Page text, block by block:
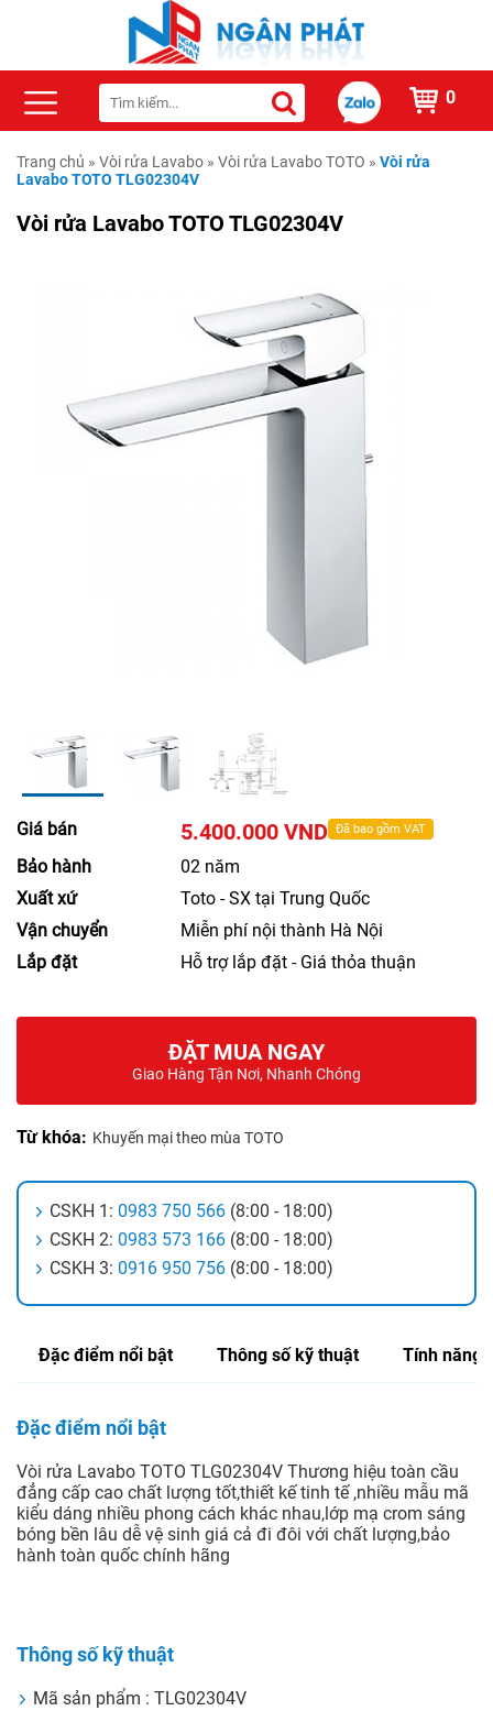
0
Trang chủ » Vòi rửa Lavabo » Vòi rửa Lavabo TOTO » Vòi rửa
Lavabo TOTO TLG02304V
Vòi rửa Lavabo TOTO TLG02304V
Giá bán 5.400.000 VND Đã bao gồm VAT
Bảo hành
02 năm
Xuất xứ
Toto - SX tại Trung Quốc
Vận chuyển
Miễn phí nội thành Hà Nội
Lắp đặt
Hỗ trợ lắp đặt - Giá thỏa thuận
ĐẶT MUA NGAY
Giao Hàng Tận Nơi, Nhanh Chóng
Từ khóa: Khuyến mại theo mùa TOTO
CSKH 1: 0983 750 566 (8:00 - 18:00)
CSKH 2: 0983 573 166 (8:00 - 18:00)
CSKH 3: 0916 950 756 (8:00 - 18:00)
Đặc điểm nổi bật Thông số kỹ thuật Tính năng
Đặc điểm nổi bật
Vòi rửa Lavabo TOTO TLG02304V Thương hiệu toàn cầu
đẳng cấp cao chất lượng tốt,thiết kế tinh tế ,nhiều mẫu mã
kiểu dáng nhiều phong cách khác nhau,lớp mạ crom sáng
bóng bền lâu dễ vệ sinh giá cả đi đôi với chất lượng,bảo
hành toàn quốc chính hãng
Thông số kỹ thuật
Mã sản phẩm : TLG02304V